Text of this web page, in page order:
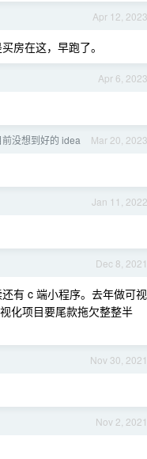
Apr 12, 2023
房在这，早跑了。
Apr 6, 2023
Mar 20, 2023
没想到好的 idea
Jan 11, 2022
Dec 8, 2021
有 c 端小程序。去年做可视
化项目要尾款拖欠整整半
Nov 30, 2021
Nov 2, 2021